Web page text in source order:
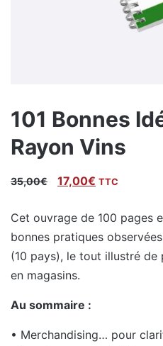
101 Bonnes
Rayon Vins
35,00€
Le
initial
était :
35,00€.
17,00€ Le
actuel
est :
17,00€.
TTC
Cet ouvrage de 100 pages
bonnes pratiques
(10 pays), le tout illustré
en magasins.
Au sommaire :
• Merchandising… pour